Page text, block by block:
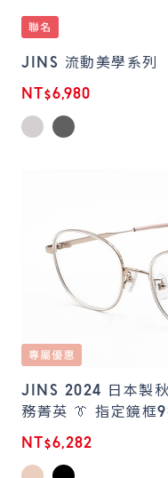
JINS 流動美學系列
NT$6,980
JINS 2024 日本製
務菁英 👔 指定鏡框
NT$6,282